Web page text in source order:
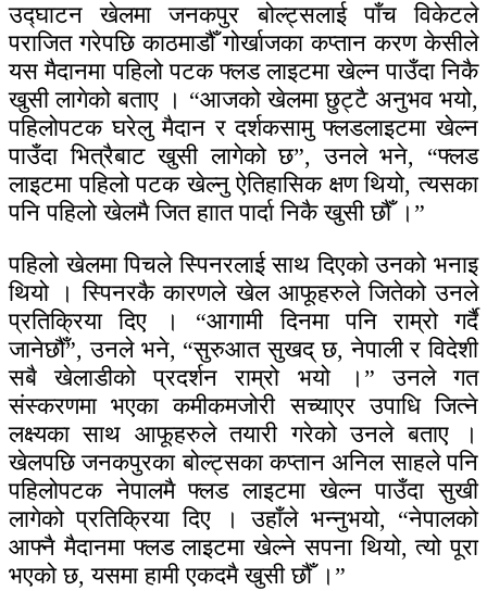
उद्घाटन खेलमा जनकपुर बोल्ट्सलाई पाँच विकेटले
पराजित गरेपछि काठमाडौँ गोर्खाजका कप्तान करण केसीले
यस मैदानमा पहिलो पटक फ्लड लाइटमा खेल्न पाउँदा निकै
खुसी लागेको बताए । “आजको खेलमा छुट्टै अनुभव भयो,
पहिलोपटक घरेलु मैदान र दर्शकसामु फ्लडलाइटमा खेल्न
पाउँदा भित्रैबाट खुसी लागेको छ”, उनले भने, “फ्लड
लाइटमा पहिलो पटक खेल्नु ऐतिहासिक क्षण थियो, त्यसका
पनि पहिलो खेलमै जित हाात पार्दा निकै खुसी छौँ ।”
पहिलो खेलमा पिचले स्पिनरलाई साथ दिएको उनको भनाइ
थियो । स्पिनरकै कारणले खेल आफूहरुले जितेको उनले
प्रतिक्रिया दिए । “आगामी दिनमा पनि राम्रो गर्दै
जानेछौँ”, उनले भने, “सुरुआत सुखद् छ, नेपाली र विदेशी
सबै खेलाडीको प्रदर्शन राम्रो भयो ।” उनले गत
संस्करणमा भएका कमीकमजोरी सच्याएर उपाधि जित्ने
लक्ष्यका साथ आफूहरुले तयारी गरेको उनले बताए ।
खेलपछि जनकपुरका बोल्ट्सका कप्तान अनिल साहले पनि
पहिलोपटक नेपालमै फ्लड लाइटमा खेल्न पाउँदा सुखी
लागेको प्रतिक्रिया दिए । उहाँले भन्नुभयो, “नेपालको
आफ्नै मैदानमा फ्लड लाइटमा खेल्ने सपना थियो, त्यो पूरा
भएको छ, यसमा हामी एकदमै खुसी छौँ ।”